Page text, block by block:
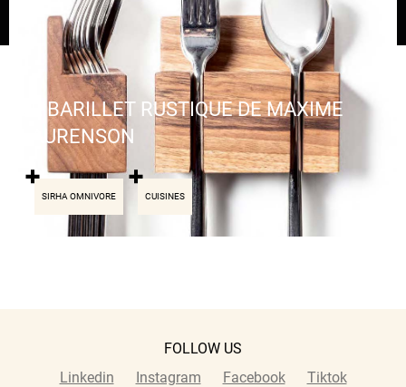
SIRHA OMNIVORE CUISINES
LE BARILLET RUSTIQUE DE MAXIME
LAURENSON
FOLLOW US
Linkedin
Instagram Facebook Tiktok